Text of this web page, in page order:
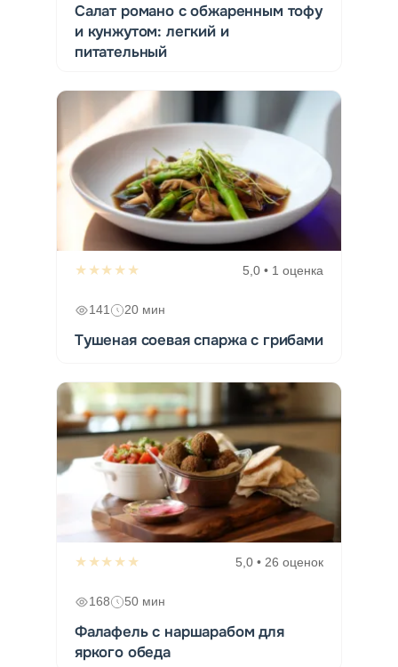
Салат романо с обжаренным тофу
и кунжутом: легкий и
питательный
★★★★★ 5,0 • 1 оценка
141 20 мин
Тушеная соевая спаржа с грибами
★★★★★ 5,0 • 26 оценок
168 50 мин
Фалафель с наршарабом для
яркого обеда